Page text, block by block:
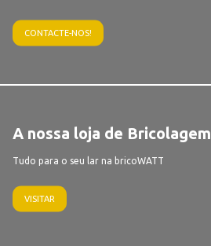
CONTACTE-NOS!
A nossa loja de Bricolagem
Tudo para o seu lar na bricoWATT
VISITAR